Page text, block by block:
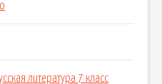
литература 7 класс